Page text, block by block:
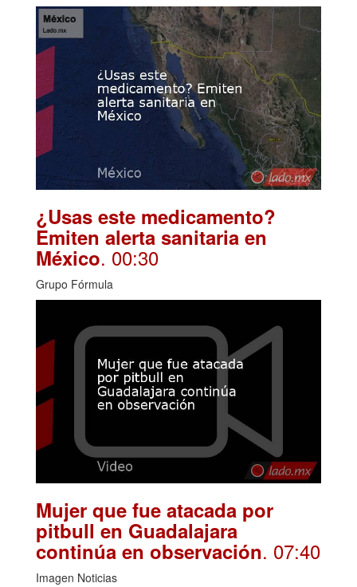
¿Usas este medicamento?
Emiten alerta sanitaria en
México. 00:30
Grupo Fórmula
Mujer que fue atacada por
pitbull en Guadalajara
continúa en observación. 07:40
Imagen Noticias